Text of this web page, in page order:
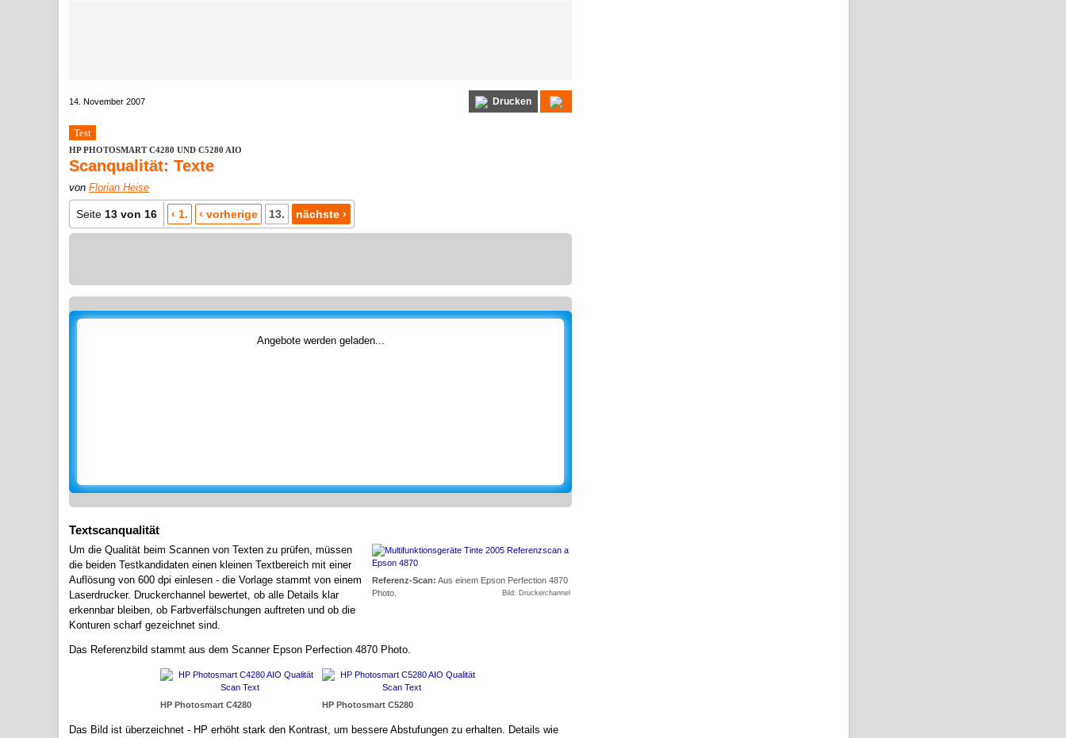
14. November 2007 Drucken
Test
HP PHOTOSMART C4280 UND C5280 AIO
Scanqualität: Texte
von Florian Heise
Seite 13 von 16 ‹ 1. ‹ vorherige 13. nächste ›
Angebote werden geladen...
Textscanqualität
Referenz-Scan: Aus einem Epson Perfection 4870
Photo.
Bild: Druckerchannel
Um die Qualität beim Scannen von Texten zu prüfen, müssen
die beiden Testkandidaten einen kleinen Textbereich mit einer
Auflösung von 600 dpi einlesen - die Vorlage stammt von einem
Laserdrucker. Druckerchannel bewertet, ob alle Details klar
erkennbar bleiben, ob Farbverfälschungen auftreten und ob die
Konturen scharf gezeichnet sind.
Das Referenzbild stammt aus dem Scanner Epson Perfection 4870 Photo.
HP Photosmart C4280 HP Photosmart C5280
Das Bild ist überzeichnet - HP erhöht stark den Kontrast, um bessere Abstufungen zu erhalten. Details wie